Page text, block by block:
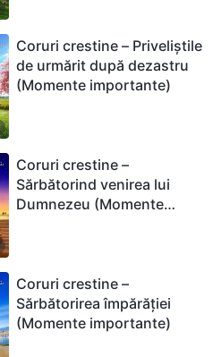
Coruri crestine – Priveliștile
de urmărit după dezastru
(Momente importante)
Coruri crestine –
Sărbătorind venirea lui
Dumnezeu (Momente
Coruri crestine –
Sărbătorirea împărăției
(Momente importante)